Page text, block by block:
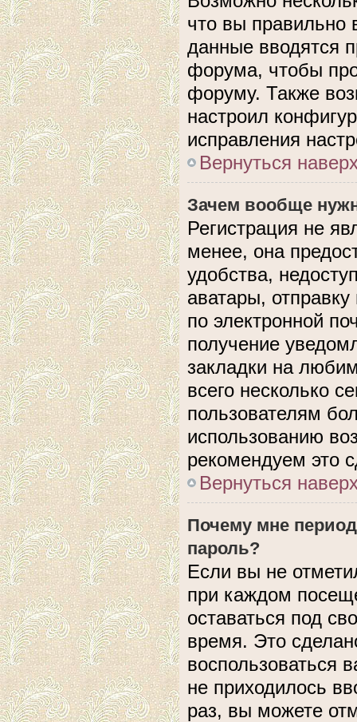
что вы правильно
данные вводятся
форума, чтобы
форуму. Также
настроил
исправления
Вернуться
Зачем вообще
Регистрация не
менее, она
удобства,
аватары,
по электронной
получение
закладки на
всего несколько
пользователям
использованию
рекомендуем это
Вернуться
Почему мне
пароль?
Если вы не
при каждом
оставаться под
время. Это
воспользоваться
не приходилось
раз, вы можете